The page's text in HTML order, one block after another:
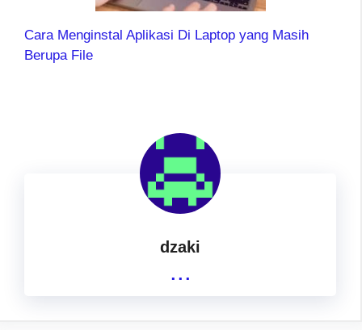
Cara Menginstal Aplikasi Di Laptop yang Masih
Berupa File
dzaki
...